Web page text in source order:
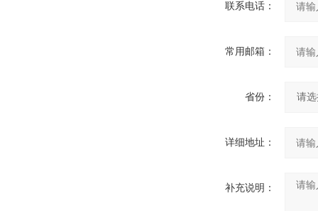
联系电话：
常用邮箱：
省份：
详细地址：
补充说明：